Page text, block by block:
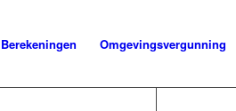
Berekeningen Omgevingsvergunning